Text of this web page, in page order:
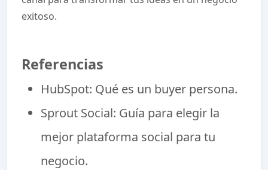
exitoso.
Referencias
HubSpot: Qué es un buyer persona.
Sprout Social: Guía para elegir la
mejor plataforma social para tu
negocio.